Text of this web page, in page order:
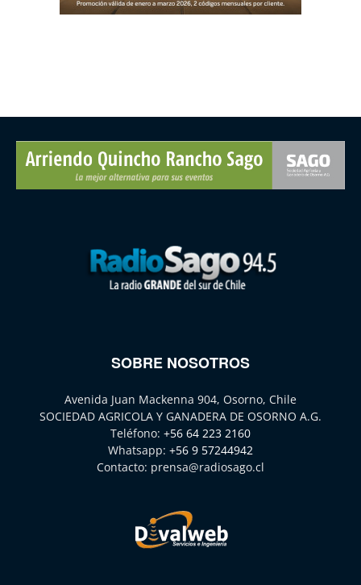
SOBRE NOSOTROS
Avenida Juan Mackenna 904, Osorno, Chile
SOCIEDAD AGRICOLA Y GANADERA DE OSORNO A.G.
Teléfono: +56 64 223 2160
Whatsapp: +56 9 57244942
Contacto: prensa@radiosago.cl